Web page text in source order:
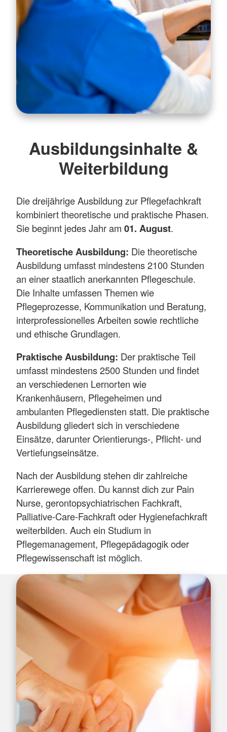
Ausbildungsinhalte &
Weiterbildung
Die dreijährige Ausbildung zur Pflegefachkraft
kombiniert theoretische und praktische Phasen.
Sie beginnt jedes Jahr am 01. August.
Theoretische Ausbildung: Die theoretische
Ausbildung umfasst mindestens 2100 Stunden
an einer staatlich anerkannten Pflegeschule.
Die Inhalte umfassen Themen wie
Pflegeprozesse, Kommunikation und Beratung,
interprofessionelles Arbeiten sowie rechtliche
und ethische Grundlagen.
Praktische Ausbildung: Der praktische Teil
umfasst mindestens 2500 Stunden und findet
an verschiedenen Lernorten wie
Krankenhäusern, Pflegeheimen und
ambulanten Pflegediensten statt. Die praktische
Ausbildung gliedert sich in verschiedene
Einsätze, darunter Orientierungs-, Pflicht- und
Vertiefungseinsätze.
Nach der Ausbildung stehen dir zahlreiche
Karrierewege offen. Du kannst dich zur Pain
Nurse, gerontopsychiatrischen Fachkraft,
Palliative-Care-Fachkraft oder Hygienefachkraft
weiterbilden. Auch ein Studium in
Pflegemanagement, Pflegepädagogik oder
Pflegewissenschaft ist möglich.